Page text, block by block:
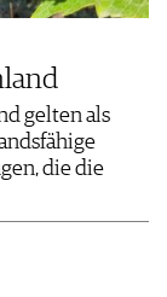
gelten als
die die